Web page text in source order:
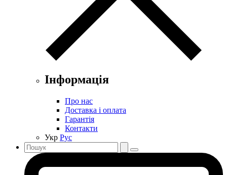
Інформація
Про нас
Доставка і оплата
Гарантія
Контакти
Укр Рус